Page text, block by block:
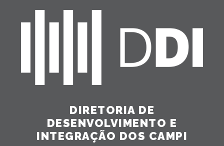
DIRETORIA DE
DESENVOLVIMENTO E
INTEGRAÇÃO DOS CAMPI